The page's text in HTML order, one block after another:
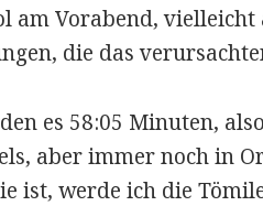
am Vorabend,
die das
es 58:05 Minuten,
aber immer noch in
ist, werde ich die